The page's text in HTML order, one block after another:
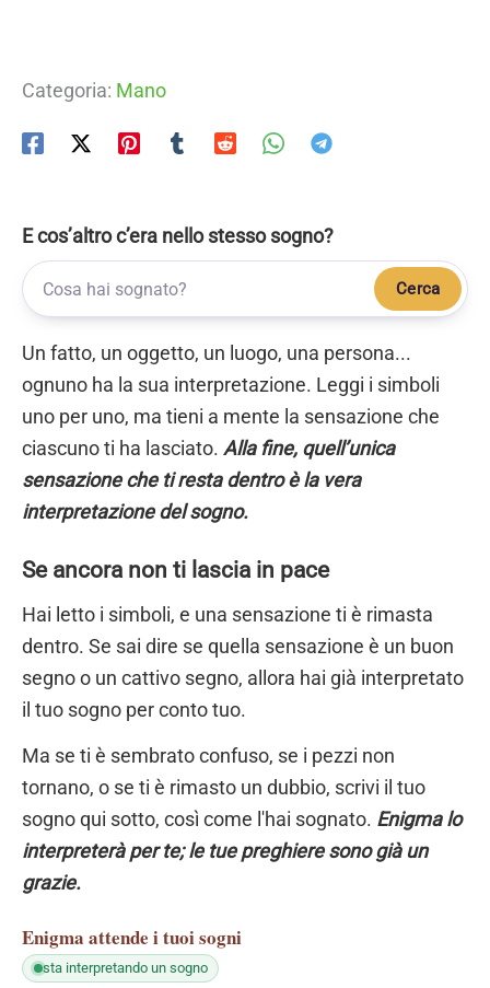
Categoria: Mano
E cos’altro c’era nello stesso sogno?
Cerca
Un fatto, un oggetto, un luogo, una persona...
ognuno ha la sua interpretazione. Leggi i simboli
uno per uno, ma tieni a mente la sensazione che
ciascuno ti ha lasciato. Alla fine, quell’unica
sensazione che ti resta dentro è la vera
interpretazione del sogno.
Se ancora non ti lascia in pace
Hai letto i simboli, e una sensazione ti è rimasta
dentro. Se sai dire se quella sensazione è un buon
segno o un cattivo segno, allora hai già interpretato
il tuo sogno per conto tuo.
Ma se ti è sembrato confuso, se i pezzi non
tornano, o se ti è rimasto un dubbio, scrivi il tuo
sogno qui sotto, così come l'hai sognato. Enigma lo
interpreterà per te; le tue preghiere sono già un
grazie.
Enigma attende i tuoi sogni
sta interpretando un sogno